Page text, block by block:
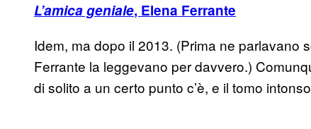
L’amica geniale, Elena Ferrante
Idem, ma dopo il 2013. (Prima ne parlavano
Ferrante la leggevano per davvero.)
di solito a un certo punto c’è, e il tomo